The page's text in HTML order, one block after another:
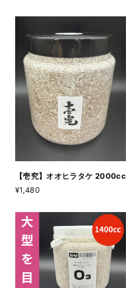
【壱究】オオヒラタケ 2000cc
¥1,480